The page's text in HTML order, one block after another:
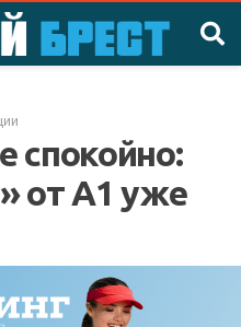
спокойно:
от A1 уже